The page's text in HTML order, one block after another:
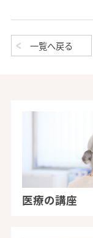
一覧へ戻る
医療の講座